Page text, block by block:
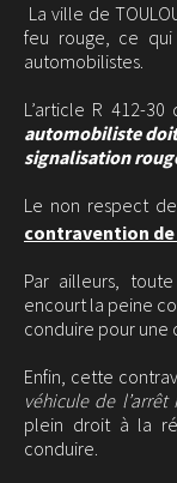
La ville de
feu rouge, ce
automobilistes.
L’article R 412-
automobiliste
signalisation
Le non respect
contravention de
Par ailleurs,
encourt la peine
conduire pour une
Enfin, cette
véhicule de
plein droit à la
conduire.